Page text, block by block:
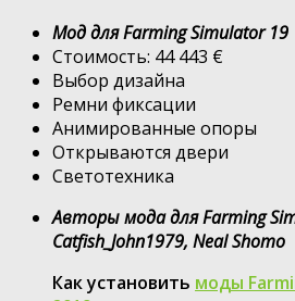
Мод для Farming Simulator 19
Стоимость: 44 443 €
Выбор дизайна
Ремни фиксации
Анимированные опоры
Открываются двери
Светотехника
Авторы мода для Farming
Catfish_John1979, Neal Shomo
Как установить моды